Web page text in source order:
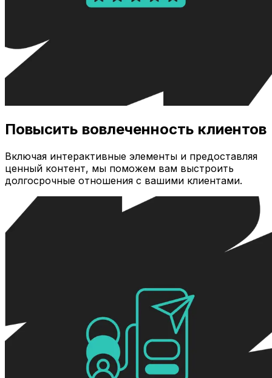
Повысить вовлеченность клиентов
Включая интерактивные элементы и предоставляя
ценный контент, мы поможем вам выстроить
долгосрочные отношения с вашими клиентами.